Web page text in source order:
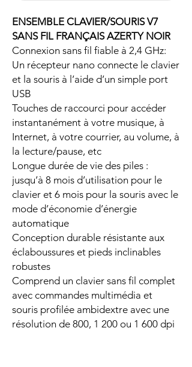
ENSEMBLE CLAVIER/SOURIS V7
SANS FIL FRANÇAIS AZERTY NOIR
Connexion sans fil fiable à 2,4 GHz:
Un récepteur nano connecte le clavier
et la souris à l’aide d’un simple port
USB
Touches de raccourci pour accéder
instantanément à votre musique, à
Internet, à votre courrier, au volume, à
la lecture/pause, etc
Longue durée de vie des piles :
jusqu’à 8 mois d’utilisation pour le
clavier et 6 mois pour la souris avec le
mode d’économie d’énergie
automatique
Conception durable résistante aux
éclaboussures et pieds inclinables
robustes
Comprend un clavier sans fil complet
avec commandes multimédia et
souris profilée ambidextre avec une
résolution de 800, 1 200 ou 1 600 dpi